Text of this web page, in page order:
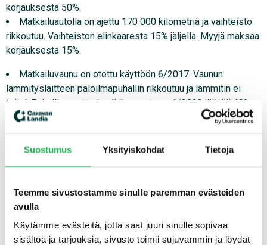
Suostumus Yksityiskohdat Tietoja
Teemme sivustostamme sinulle paremman evästeiden
avulla
Käytämme evästeitä, jotta saat juuri sinulle sopivaa
sisältöä ja tarjouksia, sivusto toimii sujuvammin ja löydät
korjauksesta 50%.
Matkailuautolla on ajettu 170 000 kilometriä ja vaihteisto
rikkoutuu. Vaihteiston elinkaaresta 15% jäljellä. Myyjä maksaa
korjauksesta 15%.
Matkailuvaunu on otettu käyttöön 6/2017. Vaunun
lämmityslaitteen paloilmapuhallin rikkoutuu ja lämmitin ei
toimi. Puhallinmoottorin elinkaaresta on 1/2023 jäljellä 40%.
Myyjä maksaa korjauksesta 40%.